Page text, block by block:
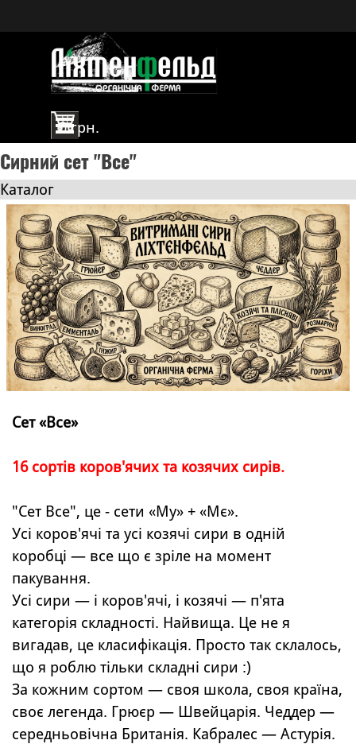
Пропустити меню
0 грн.
Cирний сет "Все"
Каталог
Сет «Все»
16 сортів коров'ячих та козячих сирів.
"Сет Все", це - сети «Му» + «Мє».
Усі коров'ячі та усі козячі сири в одній
коробці — все що є зріле на момент
пакування.
Усі сири — і коров'ячі, і козячі — п'ята
категорія складності. Найвища. Це не я
вигадав, це класифікація. Просто так склалось,
що я роблю тільки складні сири :)
За кожним сортом — своя школа, своя країна,
своє легенда. Грюєр — Швейцарія. Чеддер —
середньовічна Британія. Кабралес — Астурія.